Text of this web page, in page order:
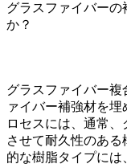
グラスファイバー
か？
グラスファイバー複
ァイバー補強材を
ロセスには、通常
させて耐久性のあ
的な樹脂タイプに